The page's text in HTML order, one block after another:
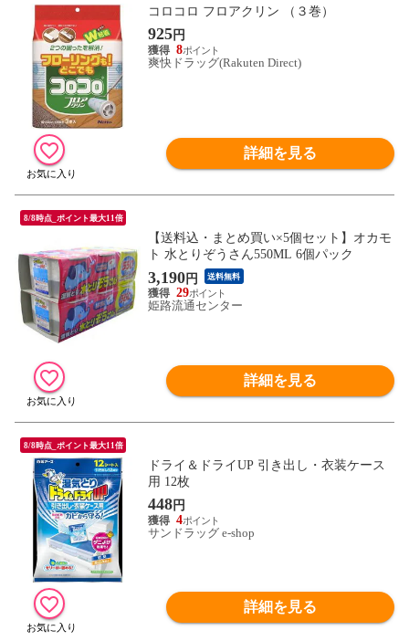
コロコロ フロアクリン （３巻）
925円
8
爽快ドラッグ(Rakuten Direct)
詳細を見る
8/8時点_ポイント最大11倍
【送料込・まとめ買い×5個セット】オカモ
ト 水とりぞうさん550ML 6個パック
3,190円 送料無料
29
姫路流通センター
詳細を見る
8/8時点_ポイント最大11倍
ドライ＆ドライUP 引き出し・衣装ケース
用 12枚
448円
4
サンドラッグ e-shop
詳細を見る